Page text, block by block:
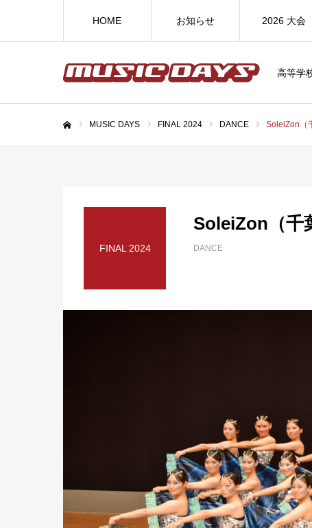
高等学
HOME お知らせ 2026 大会
MUSIC DAYS FINAL 2024 DANCE SoleiZon（
FINAL 2024
SoleiZon（千
DANCE